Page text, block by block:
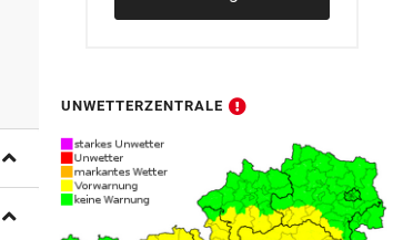
Aufklappen
Aufklappen
UNWETTERZENTRALE